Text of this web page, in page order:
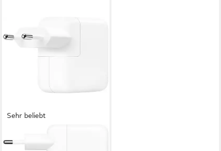
Sehr beliebt
35W Dual USB-C Power